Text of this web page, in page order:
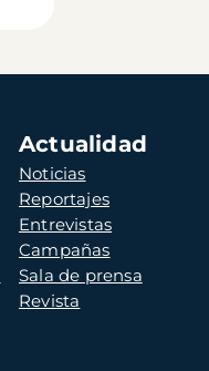
Actualidad
Noticias
Reportajes
Entrevistas
Campañas
Sala de prensa
Revista